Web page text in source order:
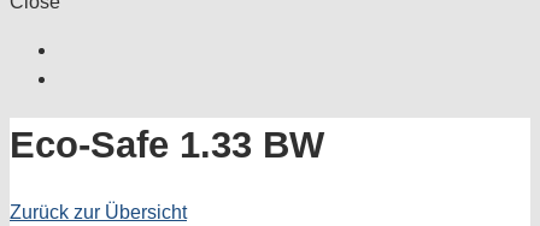
Eco-Safe 1.33 BW
Zurück zur Übersicht